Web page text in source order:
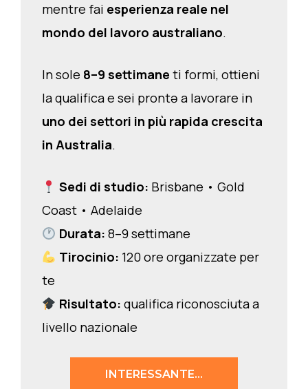
mentre fai esperienza reale nel
mondo del lavoro australiano.
In sole 8–9 settimane ti formi, ottieni
la qualifica e sei prontə a lavorare in
uno dei settori in più rapida crescita
in Australia.
Sedi di studio: Brisbane • Gold
Coast • Adelaide
Durata: 8–9 settimane
Tirocinio: 120 ore organizzate per
te
Risultato: qualifica riconosciuta a
livello nazionale
INTERESSANTE…